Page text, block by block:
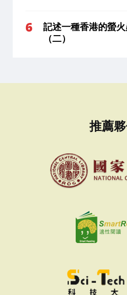
記述一種香港的螢
（二）
推薦